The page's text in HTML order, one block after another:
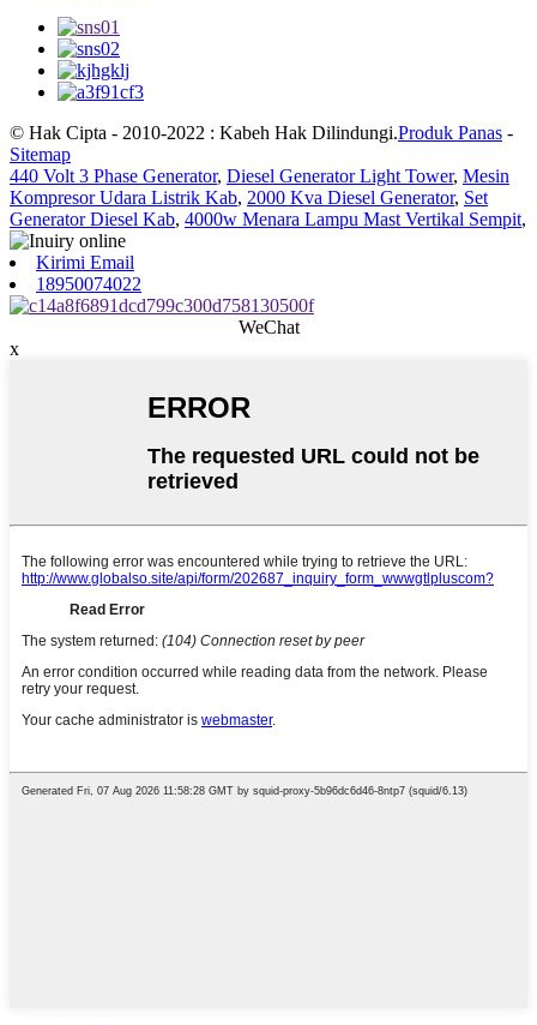
© Hak Cipta - 2010-2022 : Kabeh Hak Dilindungi.Produk Panas -
Sitemap
440 Volt 3 Phase Generator, Diesel Generator Light Tower, Mesin
Kompresor Udara Listrik Kab, 2000 Kva Diesel Generator, Set
Generator Diesel Kab, 4000w Menara Lampu Mast Vertikal Sempit,
Kirimi Email
18950074022
WeChat
x